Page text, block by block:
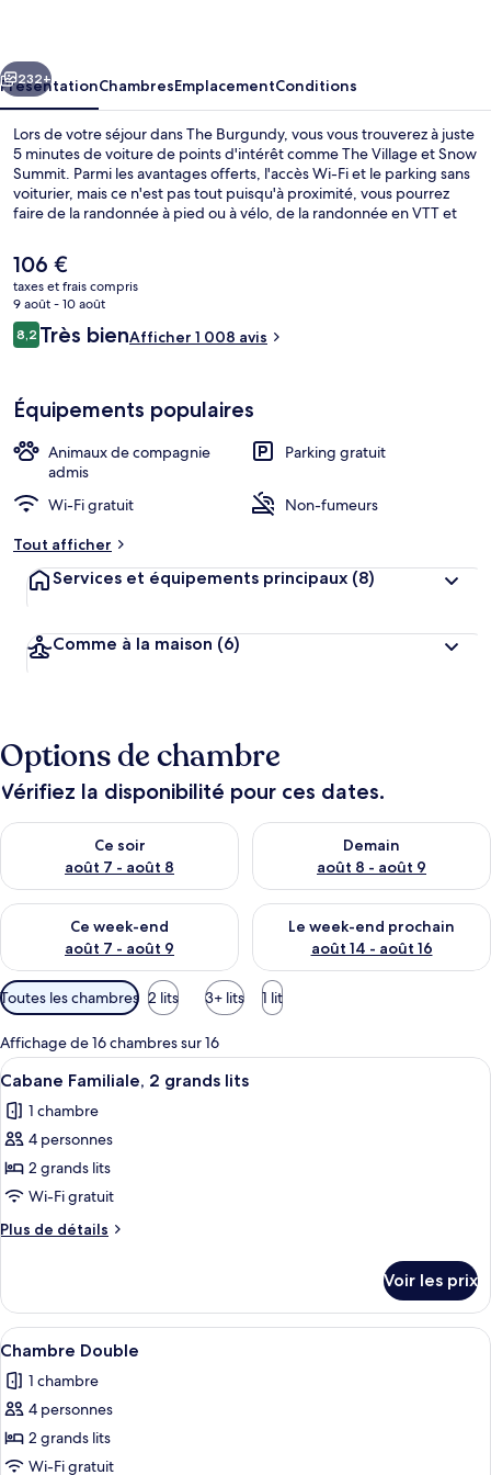
Suivant
232+
PrésentationChambresEmplacementConditions
Lors de votre séjour dans The Burgundy, vous vous trouverez à juste
5 minutes de voiture de points d'intérêt comme The Village et Snow
Summit. Parmi les avantages offerts, l'accès Wi-Fi et le parking sans
voiturier, mais ce n'est pas tout puisqu'à proximité, vous pourrez
faire de la randonnée à pied ou à vélo, de la randonnée en VTT et
avantages de cet hébergement figurent un jardin et une navette
vélos. Les autres voyageurs sont enchantés par le personnel
attentionné et l'emplacement idéal.
Le
prix
actuel
est
de
106 €
taxes et frais compris
9 août - 10 août
Avis
voyageurs
8,28,2 sur 10
Très bienAfficher 1 008 avis
Équipements populaires
Animaux de compagnie
admis
Parking gratuit
Wi-Fi gratuit
Non-fumeurs
Tout afficher
Services et équipements principaux (8)
Comme à la maison (6)
Options de chambre
Vérifiez la disponibilité pour ces dates.
Ce soir
août 7 - août 8
Vérifier la disponibilité pour ce soir août 7 - août 8
Demain
août 8 - août 9
Vérifier la disponibilité pour
Ce week-end
août 7 - août 9
Vérifier la disponibilité pour ce week-end août 7 - août 9
Le week-end prochain
août 14 - août 16
Vérifier la disponibilité pour
Filtres
disponibles
pour
les
chambres
Toutes les chambres 2 lits 3+ lits 1 lit
Affichage de 16 chambres sur 16
Afficher
toutes
les
photos
pour
ce
type
de
Cabane
Familiale,
2
grands
lits
Un lit bien fait, avec du linge de lit
9
Cabane Familiale, 2 grands lits
1 chambre
4 personnes
2 grands lits
Wi-Fi gratuit
Plus de détails
Plus
le
type
de
Cabane
Familiale,
grands
lits
Voir les prix
Afficher
toutes
les
photos
pour
ce
Une chambre d’hôtel avec un
20
Chambre Double
1 chambre
4 personnes
2 grands lits
Wi-Fi gratuit